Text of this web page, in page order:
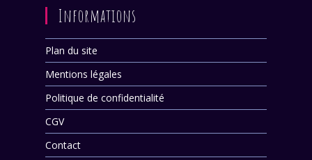
Informations
Plan du site
Mentions légales
Politique de confidentialité
CGV
Contact